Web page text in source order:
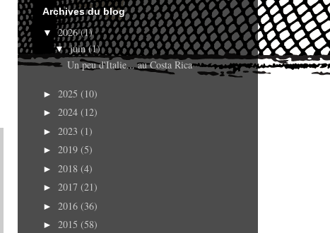
Archives du blog
▼2026(1)
▼juin(1)
Un peu d'Italie... au Costa Rica
► 2025 (10)
► 2024 (12)
► 2023 (1)
► 2019 (5)
► 2018 (4)
► 2017 (21)
► 2016 (36)
► 2015 (58)